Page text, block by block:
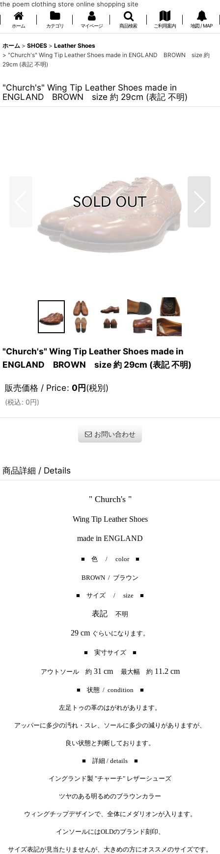
the poem clothing store online shopping site
ホーム カテゴリ マイページ 商品検索 ご利用案内 地図 / MAP
ホーム > SHOES > Leather Shoes
> "Church's" Wing Tip Leather Shoes made in ENGLAND BROWN size 約
29cm (表記 不明)
"Church's" Wing Tip Leather Shoes made in
ENGLAND BROWN size 約 29cm (表記 不明)
"Church's" Wing Tip Leather Shoes made in
ENGLAND BROWN size 約 29cm (表記 不明)
販売価格 / Price: 0円(税別)
(税込: 0円)
お問い合わせ
商品詳細 / Details
" Church's "
Wing Tip Leather Shoes
made in ENGLAND
■ 色 / color ■
BROWN / ブラウン
■ サイズ / size ■
表記 不明
29 cm ぐらいになります。
■ 実寸サイズ ■
アウトソール 約 31 cm 最大幅 約 11.2 cm
■ 状態 / condition ■
左足トゥの革のはがれがあります。
アッパーに多少の汚れ・スレ、ソールに多少の減りがありますが、
良い状態と判断しております。
■ 詳細 / details ■
イングランド製 "チャーチ" レザーシューズ
ツヤのある明るめのブラウンカラー
ウィングチップデザインで、全体にメダリオンが入ります。
インソールにはOLDのブランド刻印、
サイズ表記が見当たりませんが、大きめの方にオススメのサイズです。